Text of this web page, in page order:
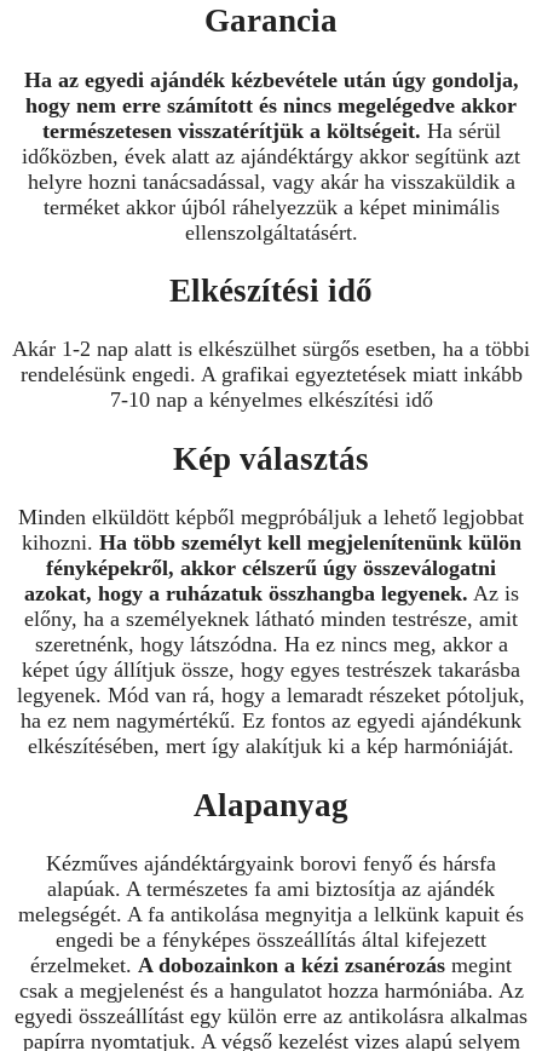
Garancia
Ha az egyedi ajándék kézbevétele után úgy gondolja,
hogy nem erre számított és nincs megelégedve akkor
természetesen visszatérítjük a költségeit. Ha sérül
időközben, évek alatt az ajándéktárgy akkor segítünk azt
helyre hozni tanácsadással, vagy akár ha visszaküldik a
terméket akkor újból ráhelyezzük a képet minimális
ellenszolgáltatásért.
Elkészítési idő
Akár 1-2 nap alatt is elkészülhet sürgős esetben, ha a többi
rendelésünk engedi. A grafikai egyeztetések miatt inkább
7-10 nap a kényelmes elkészítési idő
Kép választás
Minden elküldött képből megpróbáljuk a lehető legjobbat
kihozni. Ha több személyt kell megjelenítenünk külön
fényképekről, akkor célszerű úgy összeválogatni
azokat, hogy a ruházatuk összhangba legyenek. Az is
előny, ha a személyeknek látható minden testrésze, amit
szeretnénk, hogy látszódna. Ha ez nincs meg, akkor a
képet úgy állítjuk össze, hogy egyes testrészek takarásba
legyenek. Mód van rá, hogy a lemaradt részeket pótoljuk,
ha ez nem nagymértékű. Ez fontos az egyedi ajándékunk
elkészítésében, mert így alakítjuk ki a kép harmóniáját.
Alapanyag
Kézműves ajándéktárgyaink borovi fenyő és hársfa
alapúak. A természetes fa ami biztosítja az ajándék
melegségét. A fa antikolása megnyitja a lelkünk kapuit és
engedi be a fényképes összeállítás által kifejezett
érzelmeket. A dobozainkon a kézi zsanérozás megint
csak a megjelenést és a hangulatot hozza harmóniába. Az
egyedi összeállítást egy külön erre az antikolásra alkalmas
papírra nyomtatjuk. A végső kezelést vizes alapú selyem